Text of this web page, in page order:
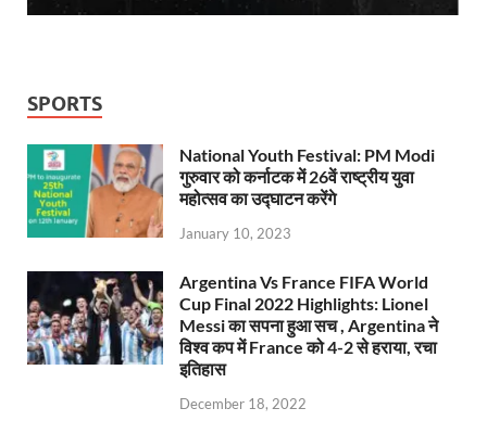
SPORTS
National Youth Festival: PM Modi
गुरुवार को कर्नाटक में 26वें राष्ट्रीय युवा
महोत्सव का उद्घाटन करेंगे
January 10, 2023
Argentina Vs France FIFA World
Cup Final 2022 Highlights: Lionel
Messi का सपना हुआ सच , Argentina ने
विश्व कप में France को 4-2 से हराया, रचा
इतिहास
December 18, 2022